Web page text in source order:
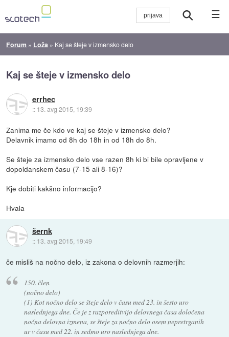
☰
Forum » Loža » Kaj se šteje v izmensko delo
Kaj se šteje v izmensko delo
errhec
:: 13. avg 2015, 19:39
Zanima me če kdo ve kaj se šteje v izmensko delo?
Delavnik imamo od 8h do 18h in od 18h do 8h.
Se šteje za izmensko delo vse razen 8h ki bi bile opravljene v
dopoldanskem času (7-15 ali 8-16)?
Kje dobiti kakšno informacijo?
Hvala
šernk
:: 13. avg 2015, 19:49
če misliš na nočno delo, iz zakona o delovnih razmerjih:
150. člen
(nočno delo)
(1) Kot nočno delo se šteje delo v času med 23. in šesto uro
naslednjega dne. Če je z razporeditvijo delovnega časa določena
nočna delovna izmena, se šteje za nočno delo osem nepretrganih
ur v času med 22. in sedmo uro naslednjega dne.